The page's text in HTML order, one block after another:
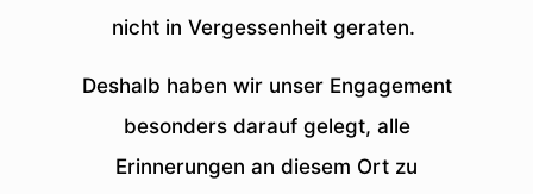
nicht in Vergessenheit geraten.
Deshalb haben wir unser Engagement
besonders darauf gelegt, alle
Erinnerungen an diesem Ort zu